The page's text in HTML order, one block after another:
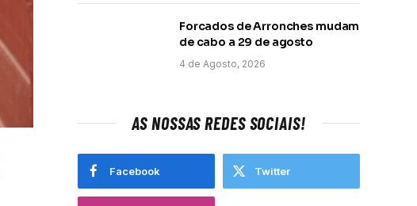
Forcados de Arronches mudam
de cabo a 29 de agosto
4 de Agosto, 2026
AS NOSSAS REDES SOCIAIS!
Facebook Twitter